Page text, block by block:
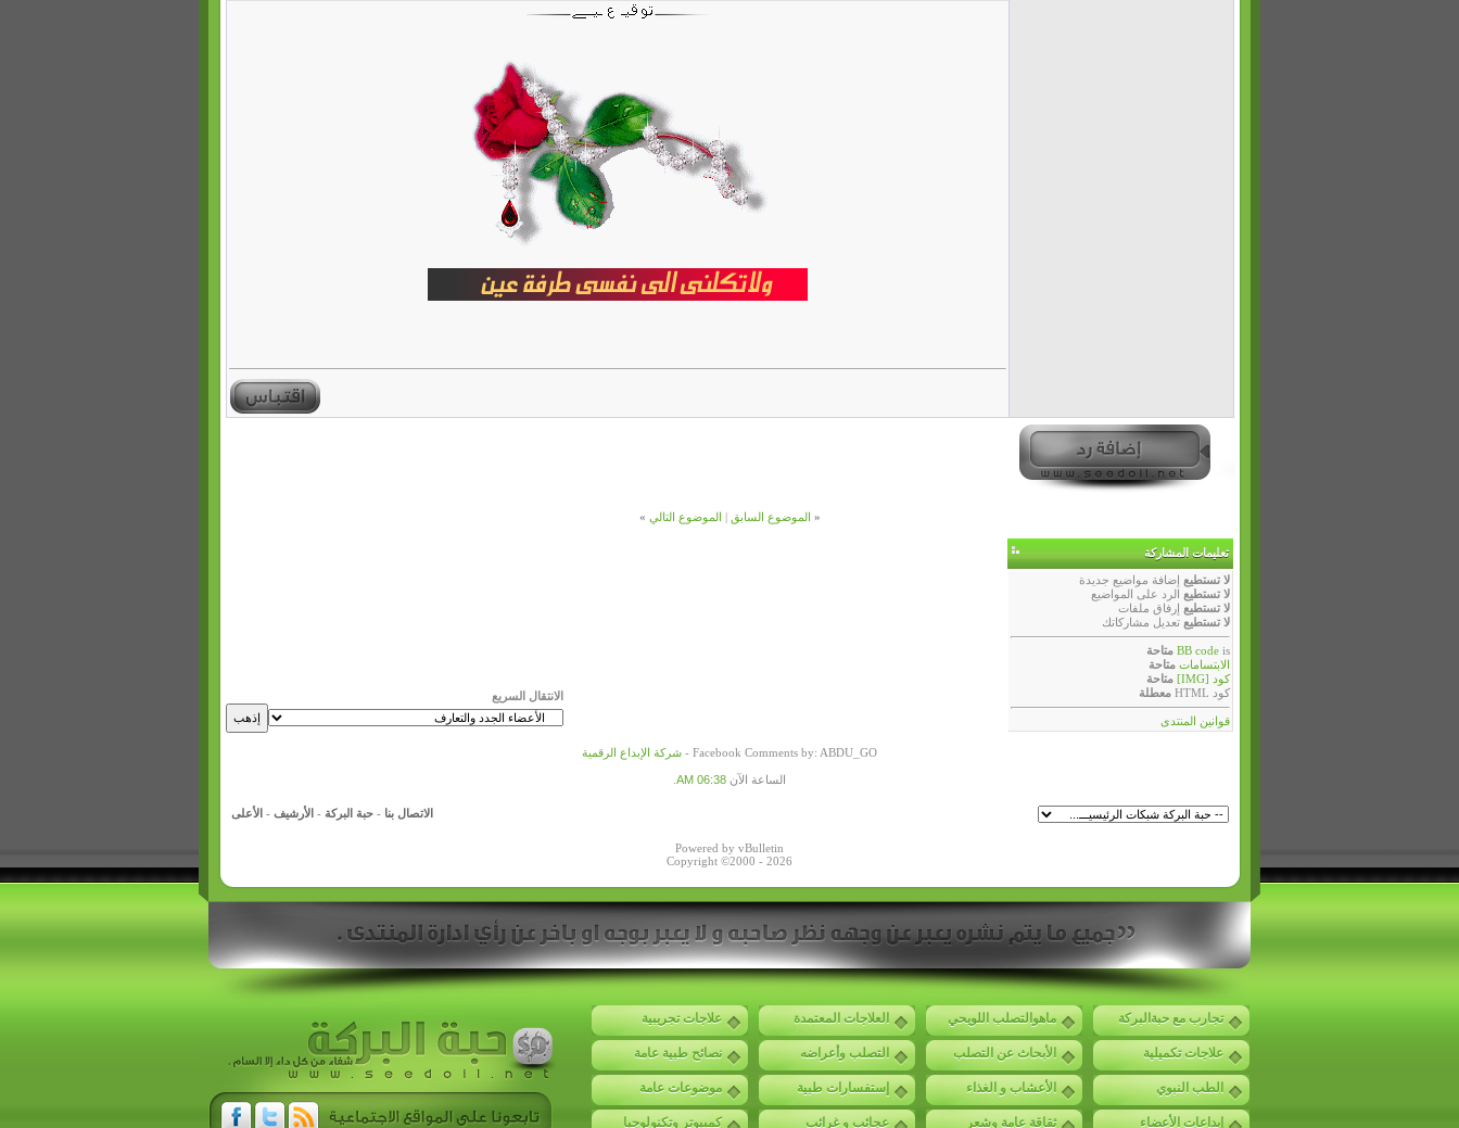
« الموضوع السابق | الموضوع التالي »
تعليمات المشاركة
لا تستطيع إضافة مواضيع جديدة
لا تستطيع الرد على المواضيع
لا تستطيع إرفاق ملفات
لا تستطيع تعديل مشاركاتك
BB codeis
متاحة
الابتسامات متاحة
كود [IMG]
متاحة
كود HTML
معطلة
قوانين المنتدى
الانتقال السريع
Facebook Comments by: ABDU_GO - شركة الإبداع الرقمية
الساعة الآن 06:38 AM
الاتصال بنا -حبة البركة - الأرشيف - الأعلى
Powered by vBulletin
Copyright ©2000 - 2026
تجارب مع حبةالبركة ماهوالتصلب اللويحي العلاجات المعتمدة علاجات تجريبية
علاجات تكميلية الأبحاث عن التصلب التصلب وأعراضه نصائح طبية عامة
الطب النبوي الأعشاب و الغذاء إستفسارات طبية موضوعات عامة
إبداعات الأعضاء ثقاقة عامة وشعر عجائب و غرائب كمبيوتر وتكنولوجيا